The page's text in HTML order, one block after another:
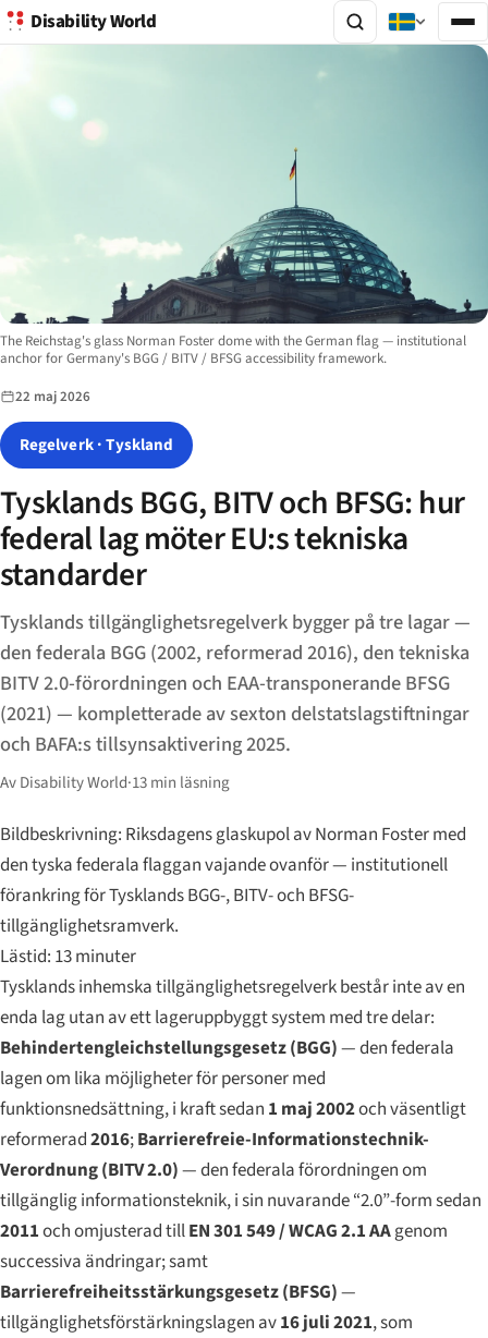
Disability World
Image description:
The Reichstag's glass Norman Foster dome with the German flag — institutional
anchor for Germany's BGG / BITV / BFSG accessibility framework.
22 maj 2026
Regelverk · Tyskland
Tysklands BGG, BITV och BFSG: hur
federal lag möter EU:s tekniska
standarder
Tysklands tillgänglighetsregelverk bygger på tre lagar —
den federala BGG (2002, reformerad 2016), den tekniska
BITV 2.0-förordningen och EAA-transponerande BFSG
(2021) — kompletterade av sexton delstatslagstiftningar
och BAFA:s tillsynsaktivering 2025.
Av Disability World·13 min läsning
Bildbeskrivning: Riksdagens glaskupol av Norman Foster med
den tyska federala flaggan vajande ovanför — institutionell
förankring för Tysklands BGG-, BITV- och BFSG-
tillgänglighetsramverk.
Lästid: 13 minuter
Tysklands inhemska tillgänglighetsregelverk består inte av en
enda lag utan av ett lageruppbyggt system med tre delar:
Behindertengleichstellungsgesetz(BGG)— den federala
lagen om lika möjligheter för personer med
funktionsnedsättning, i kraft sedan 1 maj 2002och väsentligt
reformerad2016;Barrierefreie-Informationstechnik-
Verordnung(BITV 2.0)— den federala förordningen om
tillgänglig informationsteknik, i sin nuvarande “2.0”-form sedan
2011och omjusterad tillEN 301 549 / WCAG 2.1 AAgenom
successiva ändringar; samt
Barrierefreiheitsstärkungsgesetz(BFSG)—
tillgänglighetsförstärkningslagen av16 juli 2021, som